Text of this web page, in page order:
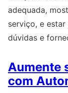
adequada,
serviço, e
dúvidas e
Aumente
com